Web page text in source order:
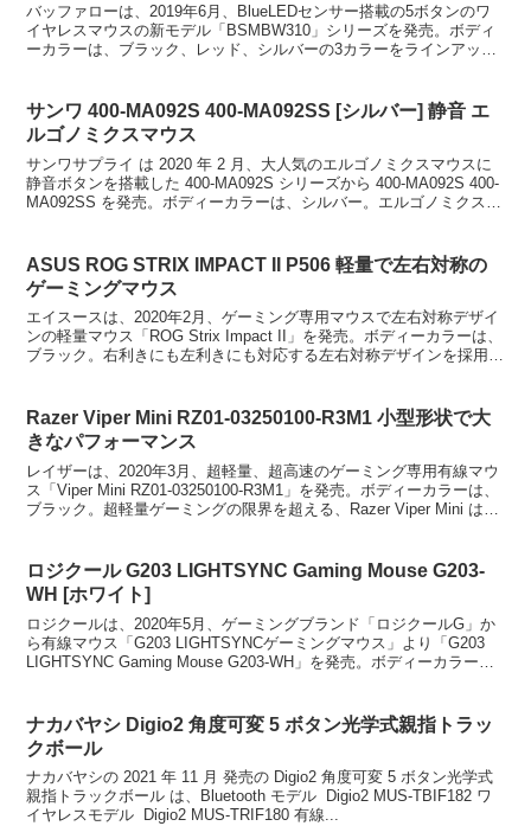
バッファローは、2019年6月、BlueLEDセンサー搭載の5ボタンのワ
イヤレスマウスの新モデル「BSMBW310」シリーズを発売。ボディ
ーカラーは、ブラック、レッド、シルバーの3カラーをラインアッ
サンワ 400-MA092S 400-MA092SS [シルバー] 静音 エ
ルゴノミクスマウス
サンワサプライ は 2020 年 2 月、大人気のエルゴノミクスマウスに
静音ボタンを搭載した 400-MA092S シリーズから 400-MA092S 400-
MA092SS を発売。ボディーカラーは、シルバー。エルゴノミクス形
ASUS ROG STRIX IMPACT II P506 軽量で左右対称の
ゲーミングマウス
エイスースは、2020年2月、ゲーミング専用マウスで左右対称デザイ
ンの軽量マウス「ROG Strix Impact II」を発売。ボディーカラーは、
ブラック。右利きにも左利きにも対応する左右対称デザインを採用
Razer Viper Mini RZ01-03250100-R3M1 小型形状で大
きなパフォーマンス
レイザーは、2020年3月、超軽量、超高速のゲーミング専用有線マウ
ス「Viper Mini RZ01-03250100-R3M1」を発売。ボディーカラーは、
ブラック。超軽量ゲーミングの限界を超える、Razer Viper Mini は小
ロジクール G203 LIGHTSYNC Gaming Mouse G203-
WH [ホワイト]
ロジクールは、2020年5月、ゲーミングブランド「ロジクールG」か
ら有線マウス「G203 LIGHTSYNCゲーミングマウス」より「G203
LIGHTSYNC Gaming Mouse G203-WH」を発売。ボディーカラー
ナカバヤシ Digio2 角度可変 5 ボタン光学式親指トラッ
クボール
ナカバヤシの 2021 年 11 月 発売の Digio2 角度可変 5 ボタン光学式
親指トラックボール は、Bluetooth モデル Digio2 MUS-TBIF182 ワ
イヤレスモデル Digio2 MUS-TRIF180 有線...